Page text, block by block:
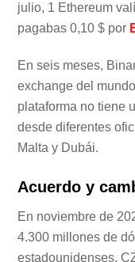
julio, 1 Ethereum
pagabas 0,10 $ por
En seis meses,
exchange del
plataforma no tiene
desde diferentes
Malta y Dubái.
Acuerdo y
En noviembre de
4.300 millones de
estadounidenses.